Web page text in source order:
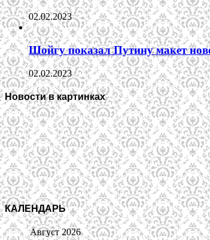
02.02.2023
Шойгу показал Путину макет
02.02.2023
Новости в картинках
КАЛЕНДАРЬ
Август 2026